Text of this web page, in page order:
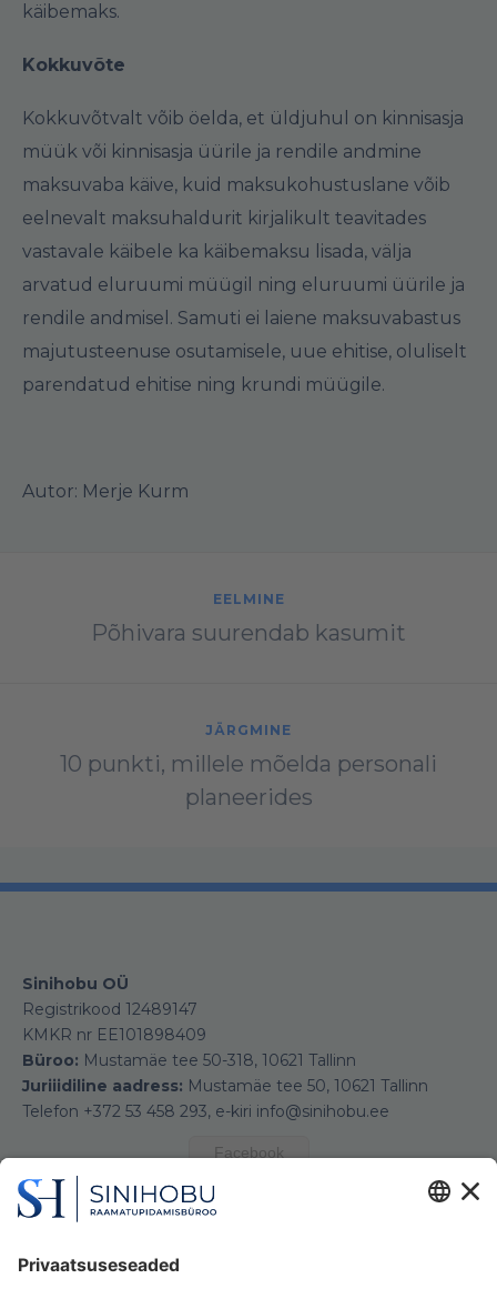
käibemaks.
Kokkuvõte
Kokkuvõtvalt võib öelda, et üldjuhul on kinnisasja
müük või kinnisasja üürile ja rendile andmine
maksuvaba käive, kuid maksukohustuslane võib
eelnevalt maksuhaldurit kirjalikult teavitades
vastavale käibele ka käibemaksu lisada, välja
arvatud eluruumi müügil ning eluruumi üürile ja
rendile andmisel. Samuti ei laiene maksuvabastus
majutusteenuse osutamisele, uue ehitise, oluliselt
parendatud ehitise ning krundi müügile.
Autor: Merje Kurm
EELMINE
Põhivara suurendab kasumit
JÄRGMINE
10 punkti, millele mõelda personali
planeerides
Sinihobu OÜ
Registrikood 12489147
KMKR nr EE101898409
Büroo: Mustamäe tee 50-318, 10621 Tallinn
Juriiidiline aadress: Mustamäe tee 50, 10621 Tallinn
Telefon +372 53 458 293, e-kiri info@sinihobu.ee
Facebook